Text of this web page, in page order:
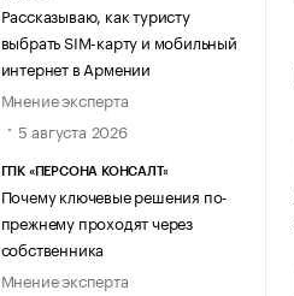
Рассказываю, как туристу
выбрать SIM-карту и мобильный
интернет в Армении
Мнение эксперта
5 августа 2026
ГПК «ПЕРСОНА КОНСАЛТ»
Почему ключевые решения по-
прежнему проходят через
собственника
Мнение эксперта